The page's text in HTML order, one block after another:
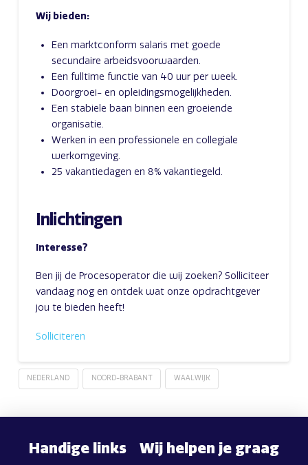
Wij bieden:
Een marktconform salaris met goede
secundaire arbeidsvoorwaarden.
Een fulltime functie van 40 uur per week.
Doorgroei- en opleidingsmogelijkheden.
Een stabiele baan binnen een groeiende
organisatie.
Werken in een professionele en collegiale
werkomgeving.
25 vakantiedagen en 8% vakantiegeld.
Inlichtingen
Interesse?
Ben jij de Procesoperator die wij zoeken? Solliciteer
vandaag nog en ontdek wat onze opdrachtgever
jou te bieden heeft!
Solliciteren
NEDERLAND NOORD-BRABANT WAALWIJK
Handige links Wij helpen je graag